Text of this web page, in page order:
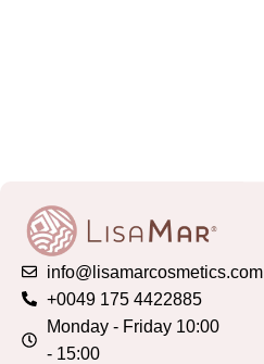
info@lisamarcosmetics.com
+0049 175 4422885
Monday - Friday 10:00
- 15:00